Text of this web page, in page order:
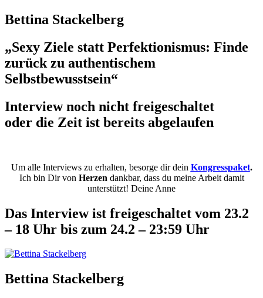
Bettina Stackelberg
„Sexy Ziele statt Perfektionismus: Finde
zurück zu authentischem
Selbstbewusstsein“
Interview noch nicht freigeschaltet
oder die Zeit ist bereits abgelaufen
Um alle Interviews zu erhalten, besorge dir dein Kongresspaket.
Ich bin Dir von Herzen dankbar, dass du meine Arbeit damit
unterstützt! Deine Anne
Das Interview ist freigeschaltet vom 23.2
– 18 Uhr bis zum 24.2 – 23:59 Uhr
Bettina Stackelberg